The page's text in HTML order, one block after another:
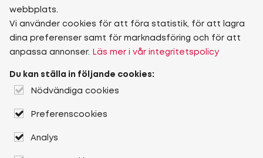
webbplats.
Vi använder cookies för att föra statistik, för att lagra
dina preferenser samt för marknadsföring och för att
anpassa annonser.
Läs mer i vår integritetspolicy
Du kan ställa in följande cookies:
Nödvändiga cookies
Preferenscookies
Analys